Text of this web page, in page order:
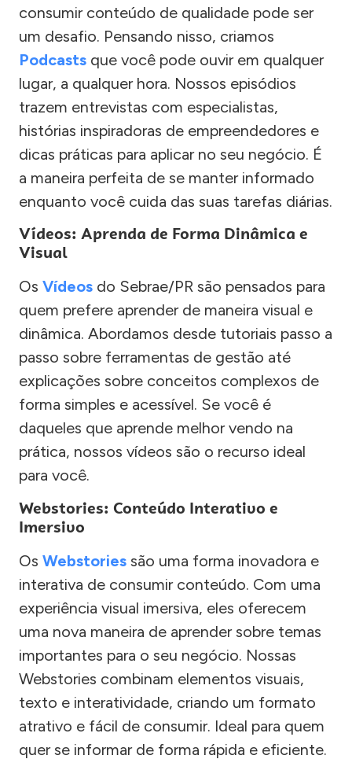
consumir conteúdo de qualidade pode ser
um desafio. Pensando nisso, criamos
Podcasts que você pode ouvir em qualquer
lugar, a qualquer hora. Nossos episódios
trazem entrevistas com especialistas,
histórias inspiradoras de empreendedores e
dicas práticas para aplicar no seu negócio. É
a maneira perfeita de se manter informado
enquanto você cuida das suas tarefas diárias.
Vídeos: Aprenda de Forma Dinâmica e
Visual
Os Vídeos do Sebrae/PR são pensados para
quem prefere aprender de maneira visual e
dinâmica. Abordamos desde tutoriais passo a
passo sobre ferramentas de gestão até
explicações sobre conceitos complexos de
forma simples e acessível. Se você é
daqueles que aprende melhor vendo na
prática, nossos vídeos são o recurso ideal
para você.
Webstories: Conteúdo Interativo e
Imersivo
Os Webstories são uma forma inovadora e
interativa de consumir conteúdo. Com uma
experiência visual imersiva, eles oferecem
uma nova maneira de aprender sobre temas
importantes para o seu negócio. Nossas
Webstories combinam elementos visuais,
texto e interatividade, criando um formato
atrativo e fácil de consumir. Ideal para quem
quer se informar de forma rápida e eficiente.